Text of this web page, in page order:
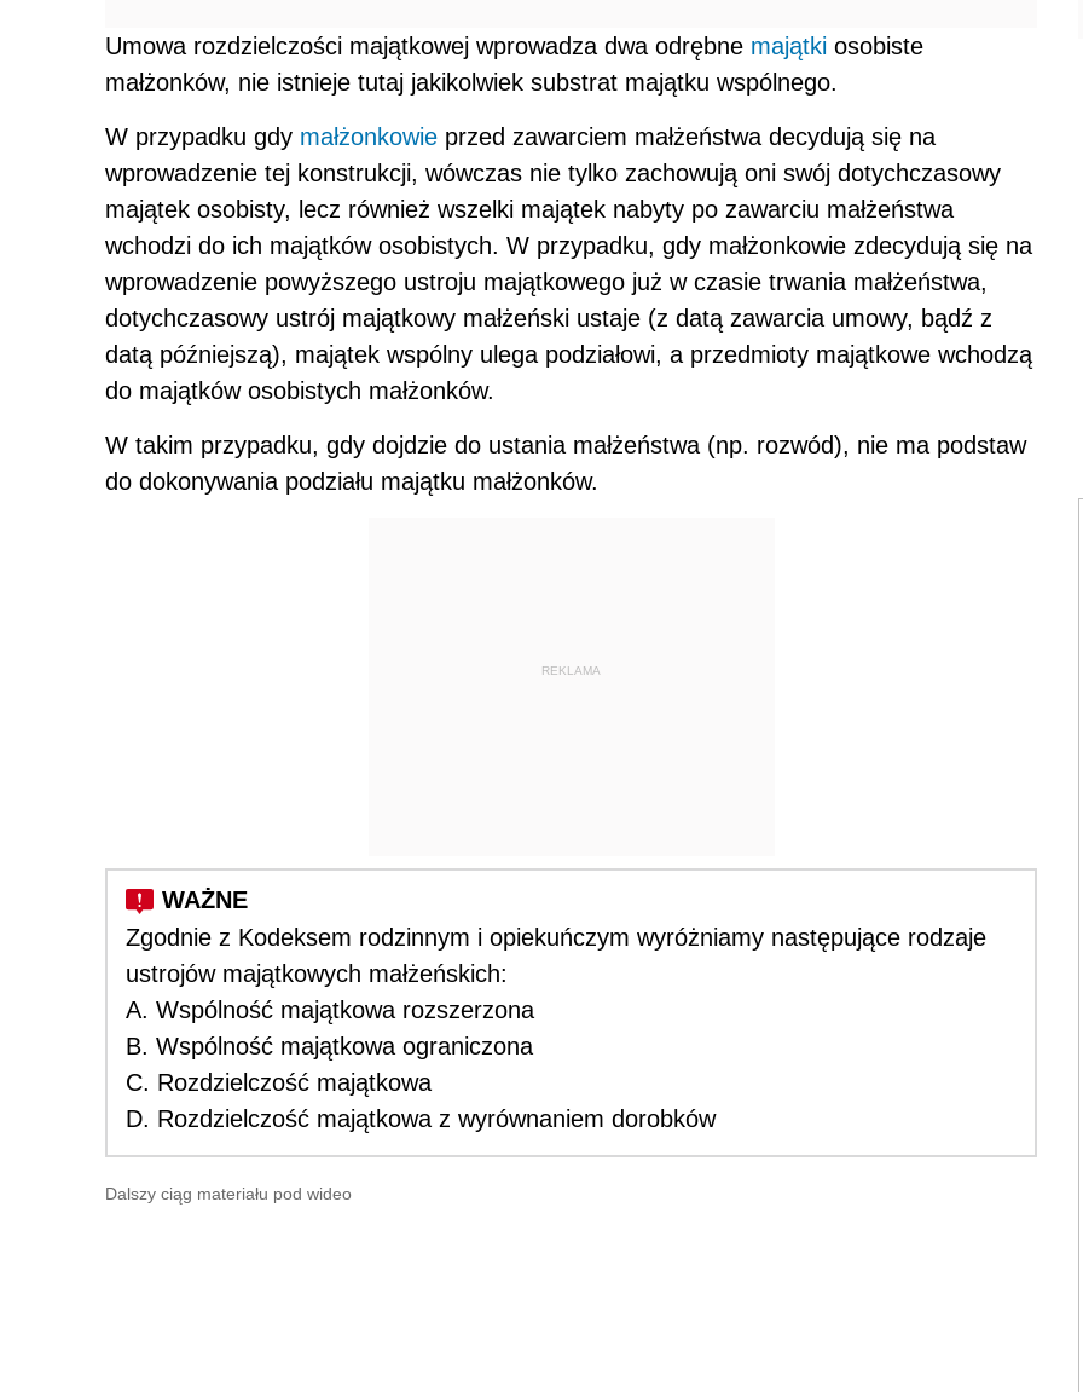
Umowa rozdzielczości majątkowej wprowadza dwa odrębne majątki osobiste
małżonków, nie istnieje tutaj jakikolwiek substrat majątku wspólnego.
W przypadku gdy małżonkowie przed zawarciem małżeństwa decydują się na
wprowadzenie tej konstrukcji, wówczas nie tylko zachowują oni swój dotychczasowy
majątek osobisty, lecz również wszelki majątek nabyty po zawarciu małżeństwa
wchodzi do ich majątków osobistych. W przypadku, gdy małżonkowie zdecydują się na
wprowadzenie powyższego ustroju majątkowego już w czasie trwania małżeństwa,
dotychczasowy ustrój majątkowy małżeński ustaje (z datą zawarcia umowy, bądź z
datą późniejszą), majątek wspólny ulega podziałowi, a przedmioty majątkowe wchodzą
do majątków osobistych małżonków.
W takim przypadku, gdy dojdzie do ustania małżeństwa (np. rozwód), nie ma podstaw
do dokonywania podziału majątku małżonków.
Zgodnie z Kodeksem rodzinnym i opiekuńczym wyróżniamy następujące rodzaje
ustrojów majątkowych małżeńskich:
A. Wspólność majątkowa rozszerzona
B. Wspólność majątkowa ograniczona
C. Rozdzielczość majątkowa
D. Rozdzielczość majątkowa z wyrównaniem dorobków
Dalszy ciąg materiału pod wideo